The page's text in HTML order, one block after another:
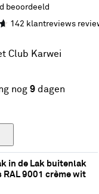
beoordeeld
142 klantreviews
Club Karwei
nog 9 dagen
in de Lak buitenlak
RAL 9001 crème wit